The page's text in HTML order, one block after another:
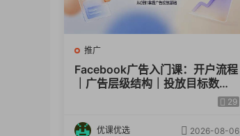
推广
Facebook广告入门课：开户流程
｜广告层级结构｜投放目标数据
29
优课优选 2026-08-06